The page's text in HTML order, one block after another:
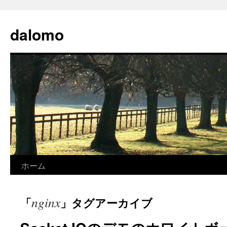
テ
ン
ス
キ
ッ
プ
dalomo
ホーム
「nginx」タグアーカイブ